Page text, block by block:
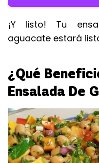
¡Y listo! Tu
aguacate estará
¿Qué
Ensalada De